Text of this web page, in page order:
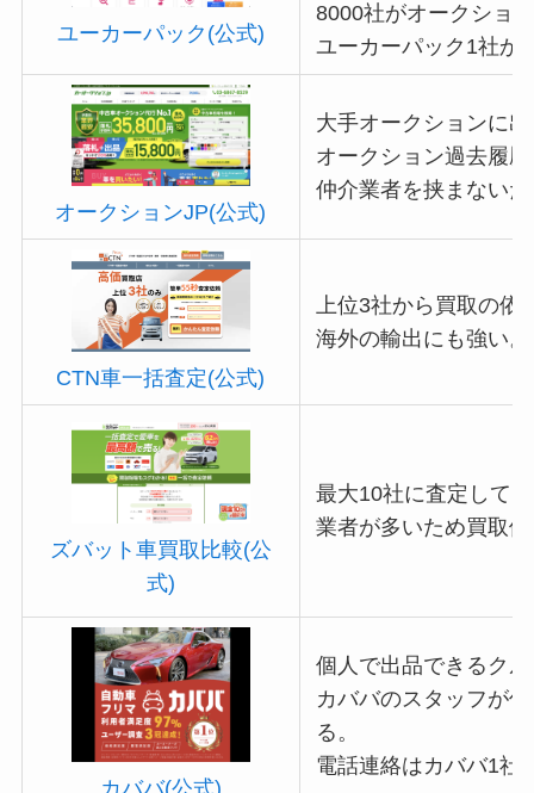
ユーカーパック(公式)
8000社がオークショ
ユーカーパック1社か
オークションJP(公式)
大手オークションに
オークション過去履
仲介業者を挟まない
CTN車一括査定(公式)
上位3社から買取の依
海外の輸出にも強い。
ズバット車買取比較(公
式)
最大10社に査定して
業者が多いため買取
カババ(公式)
個人で出品できるク
カババのスタッフが
る。
電話連絡はカババ1社